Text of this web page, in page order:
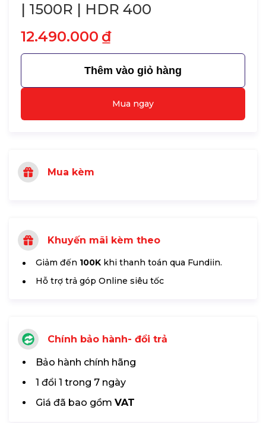
| 1500R | HDR 400
12.490.000 ₫
Thêm vào giỏ hàng
Mua ngay
Mua kèm
Khuyến mãi kèm theo
Giảm đến 100K khi thanh toán qua Fundiin.
Hỗ trợ trả góp Online siêu tốc
Chính bảo hành- đổi trả
Bảo hành chính hãng
1 đổi 1 trong 7 ngày
Giá đã bao gồm VAT